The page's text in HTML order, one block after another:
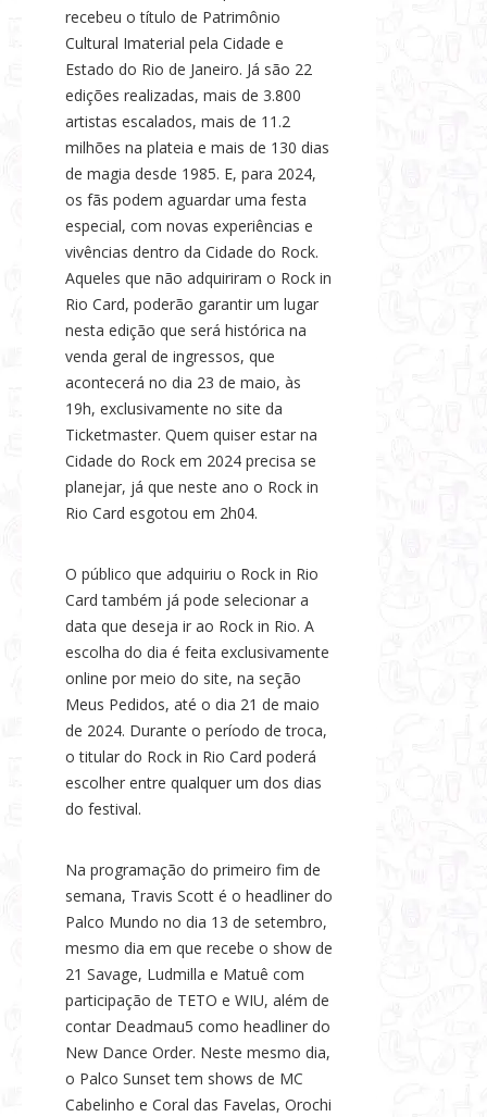
recebeu o título de Patrimônio
Cultural Imaterial pela Cidade e
Estado do Rio de Janeiro. Já são 22
edições realizadas, mais de 3.800
artistas escalados, mais de 11.2
milhões na plateia e mais de 130 dias
de magia desde 1985. E, para 2024,
os fãs podem aguardar uma festa
especial, com novas experiências e
vivências dentro da Cidade do Rock.
Aqueles que não adquiriram o Rock in
Rio Card, poderão garantir um lugar
nesta edição que será histórica na
venda geral de ingressos, que
acontecerá no dia 23 de maio, às
19h, exclusivamente no site da
Ticketmaster. Quem quiser estar na
Cidade do Rock em 2024 precisa se
planejar, já que neste ano o Rock in
Rio Card esgotou em 2h04.
O público que adquiriu o Rock in Rio
Card também já pode selecionar a
data que deseja ir ao Rock in Rio. A
escolha do dia é feita exclusivamente
online por meio do site, na seção
Meus Pedidos, até o dia 21 de maio
de 2024. Durante o período de troca,
o titular do Rock in Rio Card poderá
escolher entre qualquer um dos dias
do festival.
Na programação do primeiro fim de
semana, Travis Scott é o headliner do
Palco Mundo no dia 13 de setembro,
mesmo dia em que recebe o show de
21 Savage, Ludmilla e Matuê com
participação de TETO e WIU, além de
contar Deadmau5 como headliner do
New Dance Order. Neste mesmo dia,
o Palco Sunset tem shows de MC
Cabelinho e Coral das Favelas, Orochi